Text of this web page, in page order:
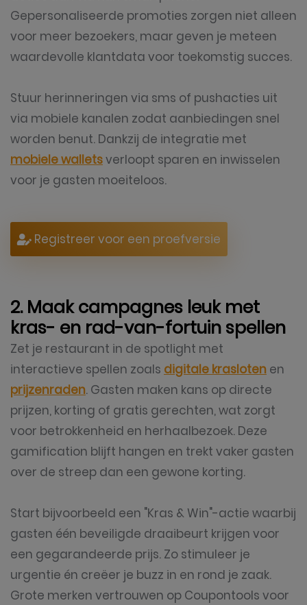
Gepersonaliseerde promoties zorgen niet alleen
voor meer bezoekers, maar geven je meteen
waardevolle klantdata voor toekomstig succes.
Stuur herinneringen via sms of pushacties uit
via mobiele kanalen zodat aanbiedingen snel
worden benut. Dankzij de integratie met
mobiele walletsverloopt sparen en inwisselen
voor je gasten moeiteloos.
Registreer voor een proefversie
2. Maak campagnes leuk met
kras- en rad-van-fortuin spellen
Zet je restaurant in de spotlight met
interactieve spellen zoals digitale krasloten en
prijzenraden. Gasten maken kans op directe
prijzen, korting of gratis gerechten, wat zorgt
voor betrokkenheid en herhaalbezoek. Deze
gamification blijft hangen en trekt vaker gasten
over de streep dan een gewone korting.
Start bijvoorbeeld een "Kras & Win"-actie waarbij
gasten één beveiligde draaibeurt krijgen voor
een gegarandeerde prijs. Zo stimuleer je
urgentie én creëer je buzz in en rond je zaak.
Grote merken vertrouwen op Coupontools voor